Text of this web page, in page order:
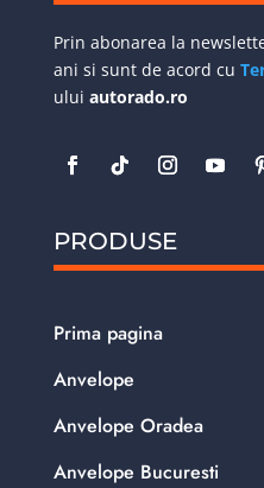
Prin abonarea la
ani si sunt de acord cu
ului autorado.ro
PRODUSE
Prima pagina
Anvelope
Anvelope Oradea
Anvelope Bucuresti